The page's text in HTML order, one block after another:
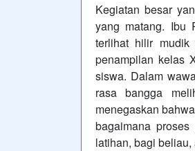
Kegiatan besar
yang matang. Ibu
terlihat hilir mudik
penampilan kelas
siswa. Dalam
rasa bangga
menegaskan
bagaimana
latihan, bagi